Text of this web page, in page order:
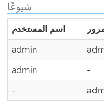
شيوعًا
اسم المستخدم
admin
admin
-
-